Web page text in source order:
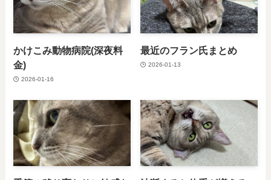
かけこみ動物病院(深夜料
金)
2026-01-16
最近のフラン氏まとめ
2026-01-13